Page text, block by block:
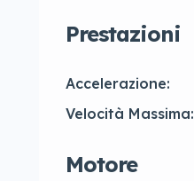
Prestazioni
Accelerazione:
Velocità Massima:
Motore